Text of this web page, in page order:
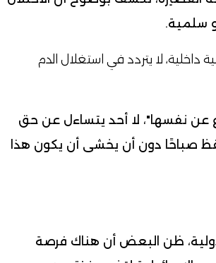
سلمية.
داخلية، لا يتردد في استغلال الدم
عن نفسها"، لا أحد يتساءل عن حق
صباحًا دون أن يخشى أن يكون هذا
ظن البعض أن هناك فرصة